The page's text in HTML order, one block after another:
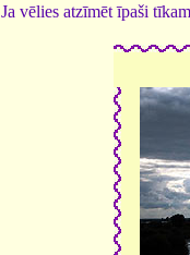
Ja vēlies atzīmēt īpaši